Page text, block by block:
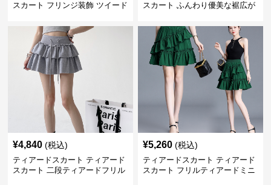
スカート フリンジ装飾 ツイード
スカート ふんわり優美な裾広が
¥4,840 (税込)
ティアードスカート ティアード
スカート 二段ティアードフリル
¥5,260 (税込)
ティアードスカート ティアード
スカート フリルティアードミニ